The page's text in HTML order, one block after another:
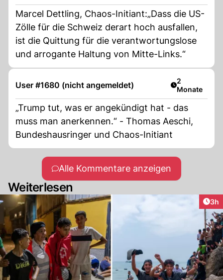
Marcel Dettling, Chaos-Initiant:„Dass die US-
Zölle für die Schweiz derart hoch ausfallen,
ist die Quittung für die verantwortungslose
und arrogante Haltung von Mitte-Links.“
User #1680 (nicht angemeldet) Artikel
2
Monate
„Trump tut, was er angekündigt hat - das
muss man anerkennen.“ - Thomas Aeschi,
Bundeshausringer und Chaos-Initiant
Alle Kommentare anzeigen
Weiterlesen
3h